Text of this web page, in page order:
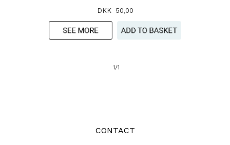
DKK 50,00
1/1
CONTACT